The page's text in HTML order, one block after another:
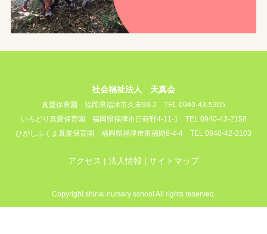
社会福祉法人 天真会
真愛保育園 福岡県福津市久末99-2
TEL 0940-43-5305
いろどり真愛保育園 福岡県福津市日蒔野4-11-1
TEL 0940-43-2158
ひがしふくま真愛保育園 福岡県福津市東福間6-4-4 TEL 0940-42-2103
アクセス 法人情報 サイトマップ
Copyright shinai nursery school All rights reserved.